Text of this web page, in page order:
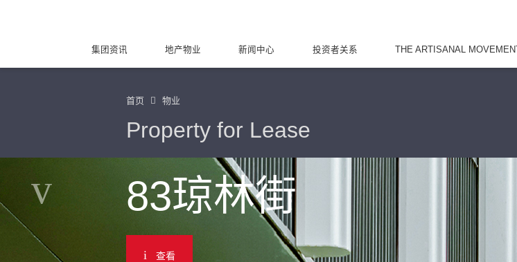
集团资讯 地产物业 新闻中心 投资者关系 THE ARTISANAL MOVEMENT
首页 物业
Property for Lease
83琼林街
查看